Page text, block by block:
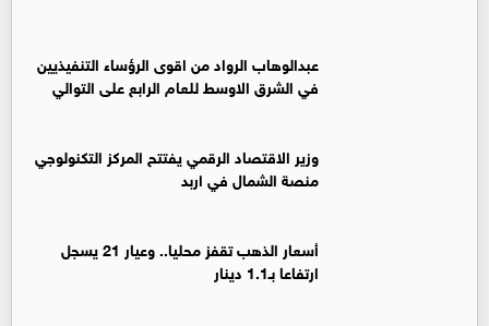
عبدالوهاب الرواد من اقوى الرؤساء التنفيذيين
في الشرق الاوسط للعام الرابع على التوالي
وزير الاقتصاد الرقمي يفتتح المركز التكنولوجي
منصة الشمال في اربد
أسعار الذهب تقفز محليا.. وعيار 21 يسجل
ارتفاعا بـ1.1 دينار